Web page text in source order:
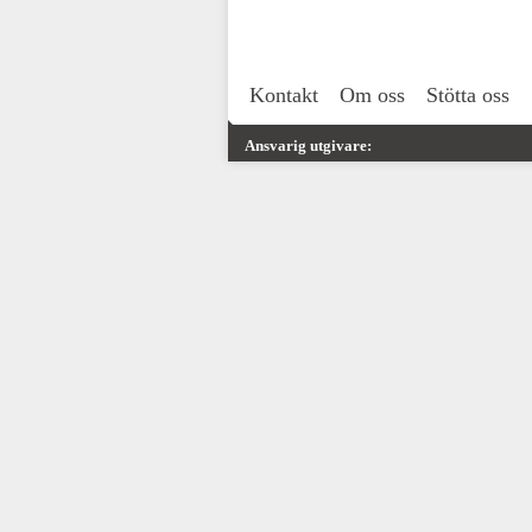
Kontakt Om oss Stötta oss
Ansvarig utgivare: